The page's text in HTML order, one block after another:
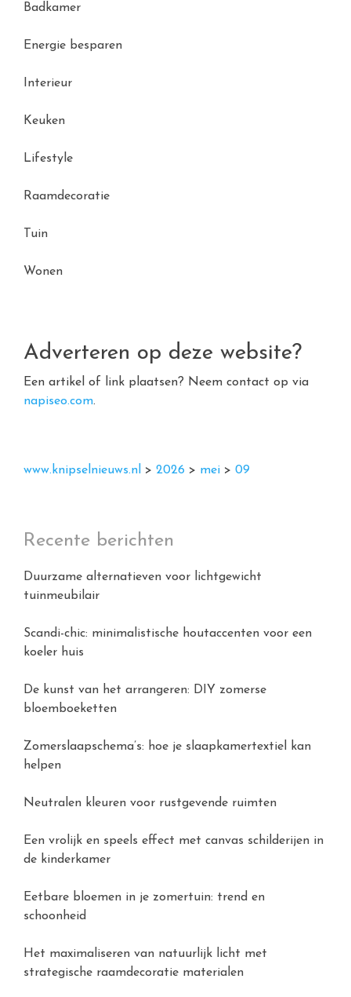
Badkamer
Energie besparen
Interieur
Keuken
Lifestyle
Raamdecoratie
Tuin
Wonen
Adverteren op deze website?
Een artikel of link plaatsen? Neem contact op via
napiseo.com.
www.knipselnieuws.nl > 2026 > mei > 09
Recente berichten
Duurzame alternatieven voor lichtgewicht
tuinmeubilair
Scandi-chic: minimalistische houtaccenten voor een
koeler huis
De kunst van het arrangeren: DIY zomerse
bloemboeketten
Zomerslaapschema’s: hoe je slaapkamertextiel kan
helpen
Neutralen kleuren voor rustgevende ruimten
Een vrolijk en speels effect met canvas schilderijen in
de kinderkamer
Eetbare bloemen in je zomertuin: trend en
schoonheid
Het maximaliseren van natuurlijk licht met
strategische raamdecoratie materialen